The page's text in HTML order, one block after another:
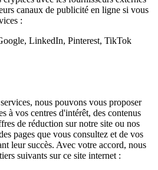
canaux de publicité en ligne si vous
:
LinkedIn, Pinterest, TikTok
nous pouvons vous proposer
à vos centres d'intérêt, des contenus
de réduction sur notre site ou nos
pages que vous consultez et de vos
leur succès. Avec votre accord, nous
suivants sur ce site internet :